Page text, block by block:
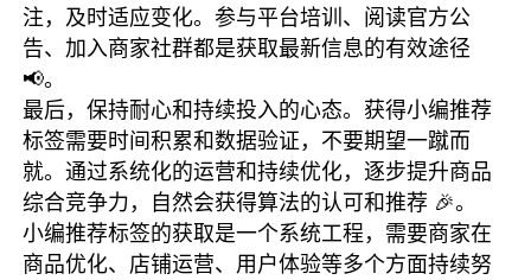
注，及时适应变化。参与平台培训、阅读官方公
告、加入商家社群都是获取最新信息的有效途径
📢。
最后，保持耐心和持续投入的心态。获得小编推荐
标签需要时间积累和数据验证，不要期望一蹴而
就。通过系统化的运营和持续优化，逐步提升商品
综合竞争力，自然会获得算法的认可和推荐 🎉。
小编推荐标签的获取是一个系统工程，需要商家在
商品优化、店铺运营、用户体验等多个方面持续努